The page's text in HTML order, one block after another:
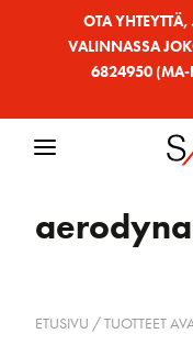
OTA YHTEYTTÄ,
VALINNASSA
6824950 (MA-
ETUSIVU / TUOTTEET